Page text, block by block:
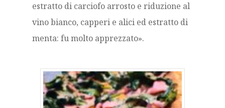
estratto di carciofo arrosto e riduzione al
vino bianco, capperi e alici ed estratto di
menta: fu molto apprezzato».